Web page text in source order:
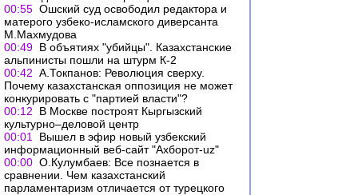
00:55 Ошский суд освободил редактора и
матерого узбеко-исламского диверсанта
М.Махмудова
00:49 В объятиях "убийцы". Казахстанские
альпинисты пошли на штурм К-2
00:42 А.Токпанов: Революция сверху.
Почему казахстанская оппозиция не может
конкурировать с "партией власти"?
00:12
В Москве построят Кыргызский
культурно–деловой центр
00:01
Вышел в эфир новый узбекский
информационный веб-сайт "Ахборот-uz"
00:00 О.Кулумбаев: Все познается в
сравнении. Чем казахстанский
парламентаризм отличается от турецкого